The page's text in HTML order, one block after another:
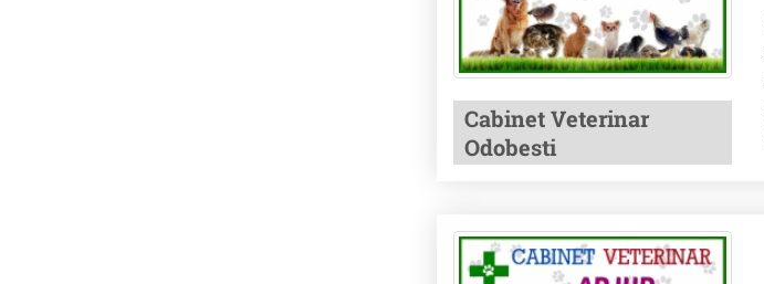
Cabinet Veterinar
Odobesti